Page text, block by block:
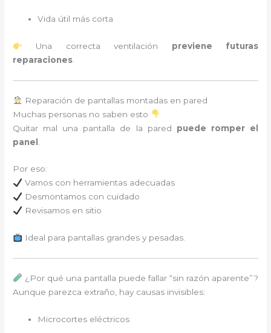
Vida útil más corta
Una correcta ventilación previene futuras
reparaciones
Reparación de pantallas montadas en pared
Muchas personas no saben esto
Quitar mal una pantalla de la pared puede romper el
panel
Por eso:
Vamos con herramientas adecuadas
Desmontamos con cuidado
Revisamos en sitio
Ideal para pantallas grandes y pesadas.
¿Por qué una pantalla puede fallar “sin razón aparente”?
Aunque parezca extraño, hay causas invisibles:
Microcortes eléctricos